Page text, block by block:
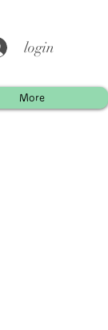
login
More